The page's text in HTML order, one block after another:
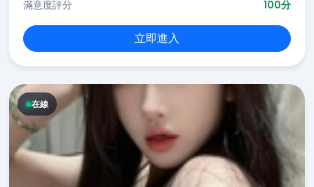
滿意度評分
100分
立即進入
在線